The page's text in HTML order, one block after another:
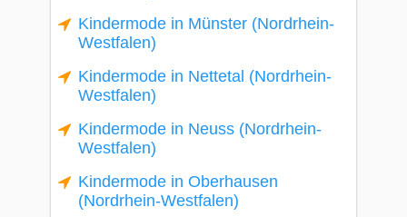
Kindermode in Münster (Nordrhein-
Westfalen)
Kindermode in Nettetal (Nordrhein-
Westfalen)
Kindermode in Neuss (Nordrhein-
Westfalen)
Kindermode in Oberhausen
(Nordrhein-Westfalen)